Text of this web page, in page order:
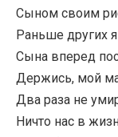
Сыном своим
Раньше других
Сына вперед
Держись, мой
Два раза не
Ничто нас в